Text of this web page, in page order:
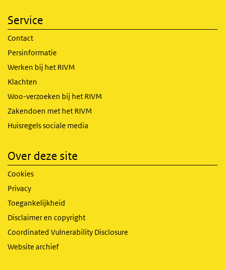
Service
Contact
Persinformatie
Werken bij het RIVM
Klachten
Woo-verzoeken bij het RIVM
Zakendoen met het RIVM
Huisregels sociale media
Over deze site
Cookies
Privacy
Toegankelijkheid
Disclaimer en copyright
Coordinated Vulnerability Disclosure
Website archief